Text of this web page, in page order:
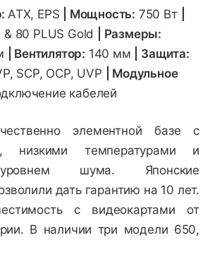
ATX, EPS Мощность: 750 Вт
& 80 PLUS Gold
| Размеры:
| Вентилятор: 140 мм
| Защита:
SCP, OCP, UVP
| Модульное
кабелей
элементной базе с
низкими температурами и
шума. Японские
дать гарантию на 10 лет.
с видеокартами от
В наличии три модели 650,